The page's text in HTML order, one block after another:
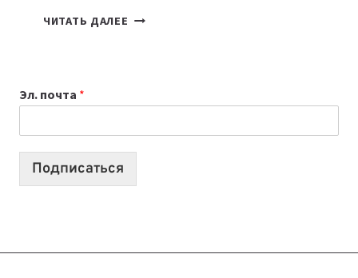
ЧИТАТЬ ДАЛЕЕ ТАСК-
РАБОТЫ
Эл. почта *
Подписаться